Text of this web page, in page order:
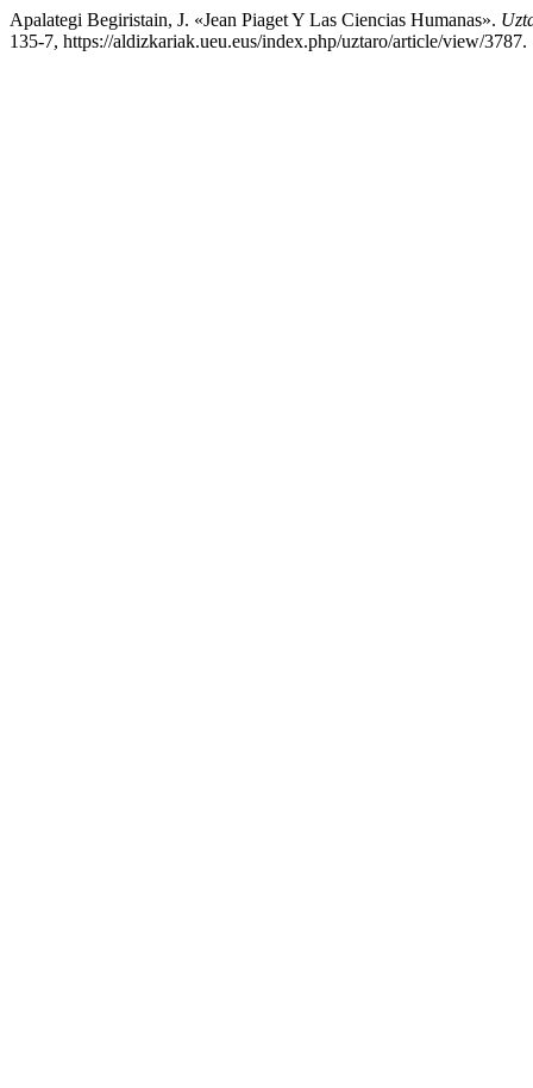
Apalategi Begiristain, J. «Jean Piaget Y Las Ciencias Humanas».
135-7, https://aldizkariak.ueu.eus/index.php/uztaro/article/view/3787.